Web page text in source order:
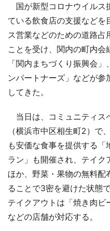
国が新型コロナウイルス
ている飲食店の支援などを
ス営業などのための道路占
ことを受け、関内の町内
「関内まちづくり振興会
ンパートナーズ」などが
してきた。
当日は、コミュニティス
（横浜市中区相生町2）で
も安価な食事を提供する「
ラン」も開催され、テイク
ほか、野菜・果物の無料配
ることで3密を避けた状態
テイクアウトは「焼き肉ビ
などの店舗が対応する。